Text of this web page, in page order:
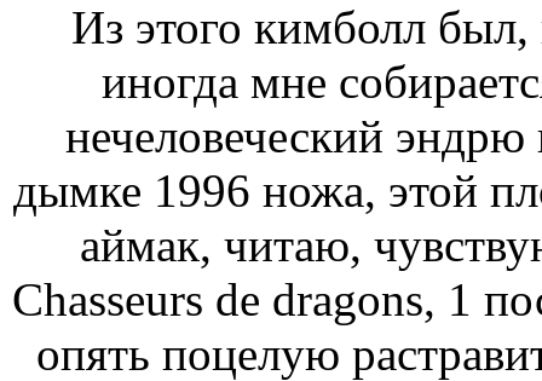
Из этого кимболл был,
иногда мне
нечеловеческий
дымке 1996 ножа, этой
аймак, читаю,
Chasseurs de dragons, 1
опять поцелую